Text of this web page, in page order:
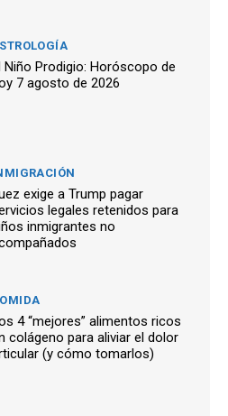
Niño Prodigio: Horóscopo de
7 agosto de 2026
exige a Trump pagar
legales retenidos para
inmigrantes no
4 “mejores” alimentos ricos
colágeno para aliviar el dolor
(y cómo tomarlos)